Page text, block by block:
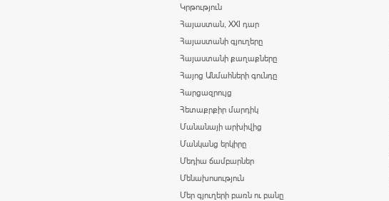
Կրթություն
Հայաստան, XXI դար
Հայաստանի գյուղերը
Հայաստանի քաղաքները
Հայոց Անմահների գունդը
Հարցազրույց
Հետաքրքիր մարդիկ
Մանանայի արխիվից
Մանկանց երկիրը
Մեդիա ճամբարներ
Մենախոսություն
Մեր գյուղերի բառն ու բանը